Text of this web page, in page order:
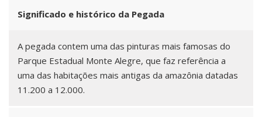
Significado e histórico da Pegada
A pegada contem uma das pinturas mais famosas do
Parque Estadual Monte Alegre, que faz referência a
uma das habitações mais antigas da amazônia datadas
11.200 a 12.000.